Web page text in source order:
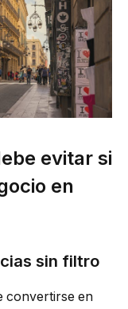
evitar si
en
sin filtro
convertirse en